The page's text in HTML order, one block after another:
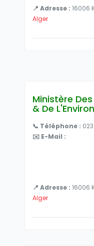
📍 Adresse : 16006
Alger
Ministère
& De
📞 Téléphone :
✉️ E-Mail :
📍 Adresse : 16006
Alger